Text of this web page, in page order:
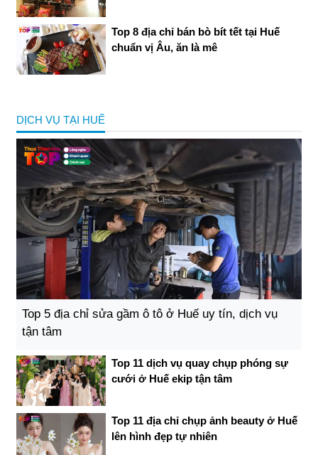
Top 8 địa chỉ bán bò bít tết tại Huế
chuẩn vị Âu, ăn là mê
DỊCH VỤ TẠI HUẾ
Top 5 địa chỉ sửa gầm ô tô ở Huế uy tín, dịch vụ
tận tâm
Top 11 dịch vụ quay chụp phóng sự
cưới ở Huế ekip tận tâm
Top 11 địa chỉ chụp ảnh beauty ở Huế
lên hình đẹp tự nhiên